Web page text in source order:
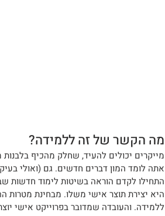
מה הקשר של זה ללמידה?
מייקרים יכולים להעיד, שחלק מהכיף בלבנות
אתה לומד המון דברים חדשים. גם (ואולי
התחילו לקדם הוראה בשיטות לימוד חדשות
היא יצירת תוצר אישי משלו. מבחינת מטרות
ללמידה. והעובדה שמדובר בפרוייקט אישי